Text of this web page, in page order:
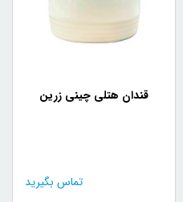
قندان هتلی چینی زرین
تماس بگیرید